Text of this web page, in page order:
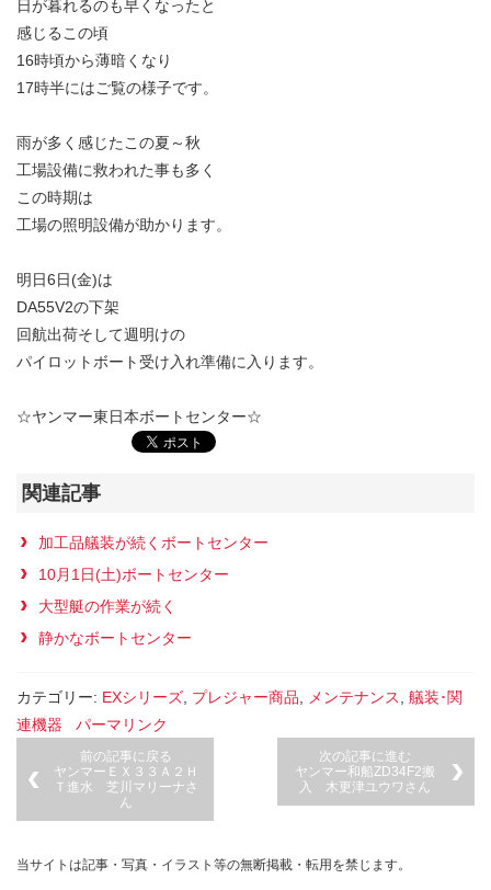
日が暮れるのも早くなったと
感じるこの頃
16時頃から薄暗くなり
17時半にはご覧の様子です。
雨が多く感じたこの夏～秋
工場設備に救われた事も多く
この時期は
工場の照明設備が助かります。
明日6日(金)は
DA55V2の下架
回航出荷そして週明けの
パイロットボート受け入れ準備に入ります。
☆ヤンマー東日本ボートセンター☆
関連記事
加工品艤装が続くボートセンター
10月1日(土)ボートセンター
大型艇の作業が続く
静かなボートセンター
カテゴリー: EXシリーズ プレジャー商品 メンテナンス
艤装･関
連機器
パーマリンク
前の記事に戻る
ヤンマーＥＸ３３Ａ２Ｈ
Ｔ進水 芝川マリーナさ
ん
次の記事に進む
ヤンマー和船ZD34F2搬
入 木更津ユウワさん
当サイトは記事・写真・イラスト等の無断掲載・転用を禁じます。